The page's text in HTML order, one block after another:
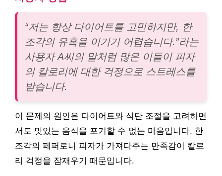
“저는 항상 다이어트를 고민하지만, 한
조각의 유혹을 이기기 어렵습니다.”라는
사용자 A씨의 말처럼 많은 이들이 피자
의 칼로리에 대한 걱정으로 스트레스를
받습니다.
이 문제의 원인은 다이어트와 식단 조절을 고려하면
서도 맛있는 음식을 포기할 수 없는 마음입니다. 한
조각의 페퍼로니 피자가 가져다주는 만족감이 칼로
리 걱정을 잠재우기 때문입니다.